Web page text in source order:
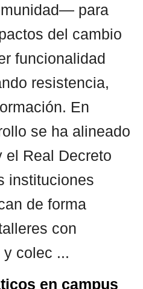
para
del cambio
funcionalidad
resistencia,
En
se ha alineado
el Real Decreto
instituciones
de forma
con
colec ...
en campus